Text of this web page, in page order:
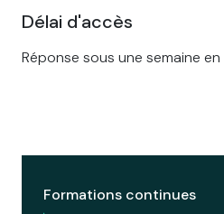
Délai d'accès
Réponse sous une semaine
Formations continues